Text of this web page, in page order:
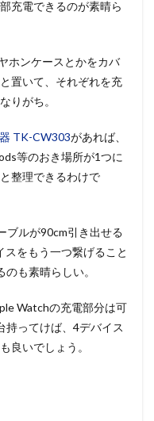
充電できるのが素晴ら
ホンケースとかをカバ
置いて、それぞれを充
りがち。
TK-CW303があれば、
等のおき場所が1つに
整理できるわけで
ブルが90cm引き出せる
スをもう一つ繋げること
も素晴らしい。
Watchの充電部分は可
持ってけば、4デバイス
良いでしょう。